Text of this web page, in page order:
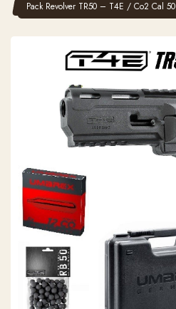
Pack Revolver TR50 – T4E / Co2 Cal 50